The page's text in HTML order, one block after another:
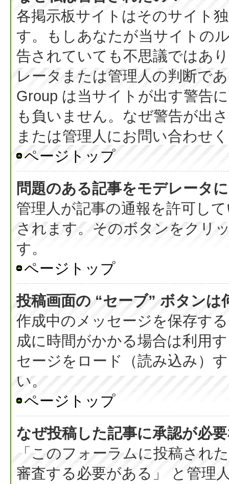
各掲示板サイトはそのサイト
す。もしあなたが当サイトの
告されていても不思議ではあ
レータまたは管理人の判断で
Group は当サイトが出す警告
も負いません。なぜ警告が出
または管理人にお問い合わせ
ページトップ
問題のある記事をモデレータ
管理人が記事の通報を許可し
されます。そのボタンをクリ
す。
ページトップ
投稿画面の “セーブ” ボタンは
作成中のメッセージを保存す
成に時間がかかる場合は利用
セージをロード（読み込み）
い。
ページトップ
なぜ投稿した記事に承認が必
「このフォーラムに投稿され
審査する必要がある」 と管理